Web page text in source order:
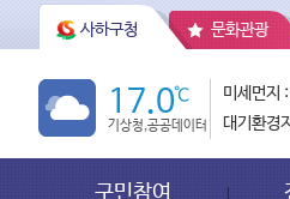
사하구청 문화관광
17.0℃
기상청,공공데이터
미세먼지
대기환경
구민참여